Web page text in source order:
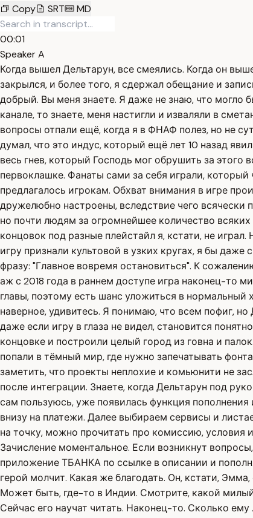
Copy
SRT MD
00:01
Speaker A
Когда вышел Дельтарун, все смеялись. Когда он
закрылся, и более того, я сдержал обещание и
добрый. Вы меня знаете. Я даже не знаю, что могло
канале, то знаете, меня настигли и изваляли в
вопросы отпали ещё, когда я в ФНАФ полез, но не
думал, что это индус, который ещё лет 10 назад
весь гнев, который Господь мог обрушить за этого
первоклашке. Фанаты сами за себя играли,
предлагалось игрокам. Обхват внимания в игре
дружелюбно настроены, вследствие чего
но почти людям за огромнейшее количество
концовок под разные плейстайл я, кстати, не
игру признали культовой в узких кругах, я бы
фразу: "Главное вовремя остановиться". К
аж с 2018 года в раннем доступе игра наконец-то
главы, поэтому есть шанс уложиться в
наверное, удивитесь. Я понимаю, что всем пофиг,
даже если игру в глаза не видел, становится
концовке и построили целый город из говна и
попали в тёмный мир, где нужно запечатывать
заметить, что проекты неплохие и комьюнити не
после интеграции. Знаете, когда Дельтарун под
сам пользуюсь, уже появилась функция
внизу на платежи. Далее выбираем сервисы и
на точку, можно прочитать про комиссию, условия
Зачисление моментальное. Если возникнут
приложение ТБАНКА по ссылке в описании и
герой молчит. Какая же благодать. Он, кстати,
Может быть, где-то в Индии. Смотрите, какой
Сейчас его научат читать. Наконец-то. Сколько